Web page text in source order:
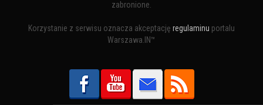
zabronione.
Korzystanie z serwisu oznacza akceptację regulaminu portalu
Warszawa.IN™